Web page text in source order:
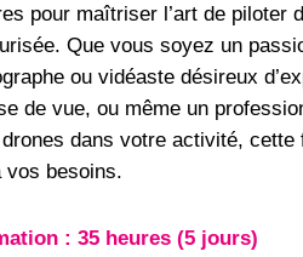
pour maîtriser l’art de piloter
Que vous soyez un
ou vidéaste désireux
de vue, ou même un
dans votre activité, cette
vos besoins.
: 35 heures (5 jours)